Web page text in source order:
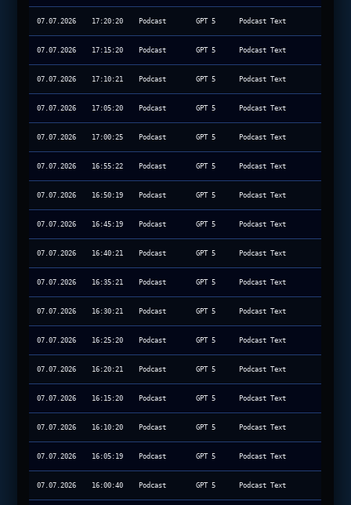
07.07.2026 17:20:20 Podcast GPT 5 Podcast Text
07.07.2026 17:15:20 Podcast GPT 5 Podcast Text
07.07.2026 17:10:21 Podcast GPT 5 Podcast Text
07.07.2026 17:05:20 Podcast GPT 5 Podcast Text
07.07.2026 17:00:25 Podcast GPT 5 Podcast Text
07.07.2026 16:55:22 Podcast GPT 5 Podcast Text
07.07.2026 16:50:19 Podcast GPT 5 Podcast Text
07.07.2026 16:45:19 Podcast GPT 5 Podcast Text
07.07.2026 16:40:21 Podcast GPT 5 Podcast Text
07.07.2026 16:35:21 Podcast GPT 5 Podcast Text
07.07.2026 16:30:21 Podcast GPT 5 Podcast Text
07.07.2026 16:25:20 Podcast GPT 5 Podcast Text
07.07.2026 16:20:21 Podcast GPT 5 Podcast Text
07.07.2026 16:15:20 Podcast GPT 5 Podcast Text
07.07.2026 16:10:20 Podcast GPT 5 Podcast Text
07.07.2026 16:05:19 Podcast GPT 5 Podcast Text
07.07.2026 16:00:40 Podcast GPT 5 Podcast Text